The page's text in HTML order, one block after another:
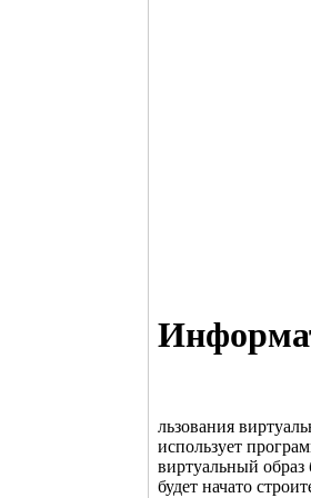
льзования
использует
виртуальный образ
будет начато